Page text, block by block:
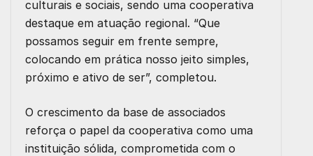
culturais e sociais, sendo uma cooperativa
destaque em atuação regional. “Que
possamos seguir em frente sempre,
colocando em prática nosso jeito simples,
próximo e ativo de ser”, completou.
O crescimento da base de associados
reforça o papel da cooperativa como uma
instituição sólida, comprometida com o